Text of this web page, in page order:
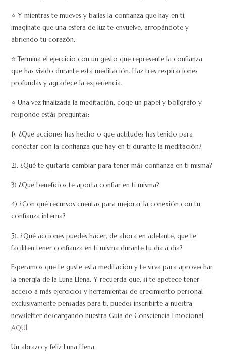
⭐ Y mientras te mueves y bailas la confianza que hay en ti,
imagínate que una esfera de luz te envuelve, arropándote y
abriendo tu corazón.
⭐ Termina el ejercicio con un gesto que represente la confianza
que has vivido durante esta meditación. Haz tres respiraciones
profundas y agradece la experiencia.
⭐ Una vez finalizada la meditación, coge un papel y bolígrafo y
responde estás preguntas:
1). ¿Qué acciones has hecho o que actitudes has tenido para
conectar con la confianza que hay en ti durante la meditación?
2). ¿Qué te gustaría cambiar para tener más confianza en ti misma?
3) ¿Qué beneficios te aporta confiar en ti misma?
4) ¿Con qué recursos cuentas para mejorar la conexión con tu
confianza interna?
5). ¿Qué acciones puedes hacer, de ahora en adelante, que te
faciliten tener confianza en ti misma durante tu día a día?
Esperamos que te guste esta meditación y te sirva para aprovechar
la energía de la Luna Llena. Y recuerda que, si te apetece tener
acceso a más ejercicios y herramientas de crecimiento personal
exclusivamente pensadas para ti, puedes inscribirte a nuestra
newsletter descargando nuestra Guía de Consciencia Emocional
AQUÍ.
Un abrazo y feliz Luna Llena.